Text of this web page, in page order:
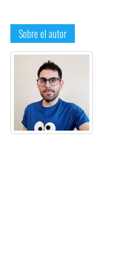
Sobre el autor